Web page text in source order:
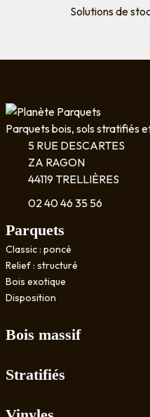
Solutions de
Parquets bois, sols stratifiés
5 RUE DESCARTES
ZA RAGON
44119 TRELLIÈRES
02 40 46 35 56
Parquets
Classic : poncé
Relief : structuré
Bois exotique
Disposition
Bois massif
Stratifiés